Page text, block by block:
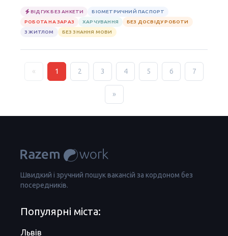
ВІДГУК БЕЗ АНКЕТИ
БІОМЕТРИЧНИЙ ПАСПОРТ
РОБОТА НА ЗАРАЗ
ХАРЧУВАННЯ
БЕЗ ДОСВІДУ РОБОТИ
З ЖИТЛОМ
БЕЗ ЗНАННЯ МОВИ
« 1 2 3 4 5 6 7
»
Швидкий і зручний пошук вакансій за кордоном без
посередників.
Популярні міста:
Львів